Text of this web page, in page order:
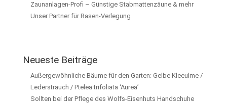
Zaunanlagen-Profi – Günstige Stabmattenzäune & mehr
Unser Partner für Rasen-Verlegung
Neueste Beiträge
Außergewöhnliche Bäume für den Garten: Gelbe Kleeulme /
Lederstrauch / Ptelea trifoliata ‘Aurea’
Sollten bei der Pflege des Wolfs-Eisenhuts Handschuhe